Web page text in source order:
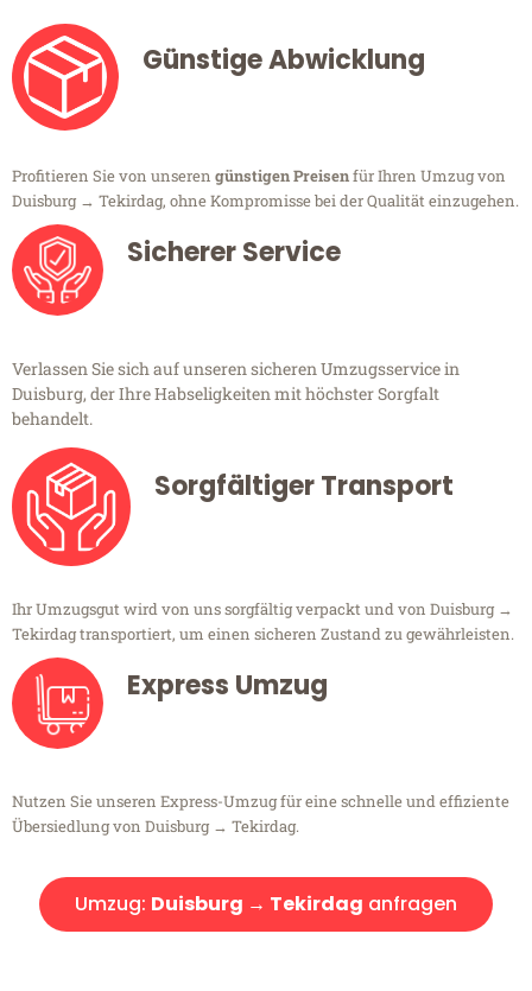
Günstige Abwicklung
Profitieren Sie von unseren günstigen Preisenfür Ihren Umzug von
Duisburg → Tekirdag, ohne Kompromisse bei der Qualität einzugehen.
Sicherer Service
Verlassen Sie sich auf unseren sicheren Umzugsservice in
Duisburg, der Ihre Habseligkeiten mit höchster Sorgfalt
behandelt.
Sorgfältiger Transport
Ihr Umzugsgut wird von uns sorgfältig verpackt und von Duisburg →
Tekirdag transportiert, um einen sicheren Zustand zu gewährleisten.
Express Umzug
Nutzen Sie unseren Express-Umzug für eine schnelle und effiziente
Übersiedlung von Duisburg → Tekirdag.
Umzug: Duisburg → Tekirdag anfragen